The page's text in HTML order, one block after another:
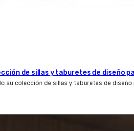
de sillas y taburetes de diseño
su colección de sillas y taburetes de